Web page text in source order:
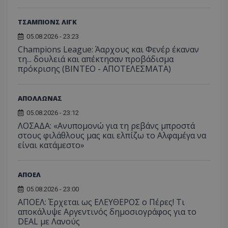
ΤΣΑΜΠΙΟΝΣ ΛΙΓΚ
05.08.2026 - 23:23
Champions League: Άαρχους και Φενέρ έκαναν
τη... δουλειά και απέκτησαν προβάδισμα
πρόκρισης (ΒΙΝΤΕΟ - ΑΠΟΤΕΛΕΣΜΑΤΑ)
ΑΠΟΛΛΩΝΑΣ
05.08.2026 - 23:12
ΛΟΣΑΔΑ: «Ανυπομονώ για τη ρεβάνς μπροστά
στους φιλάθλους μας και ελπίζω το Αλφαμέγα να
είναι κατάμεστο»
ΑΠΟΕΛ
05.08.2026 - 23:00
ΑΠΟΕΛ: Έρχεται ως ΕΛΕΥΘΕΡΟΣ ο Πέρες! Τι
αποκάλυψε Αργεντινός δημοσιογράφος για το
DEAL με Λανούς